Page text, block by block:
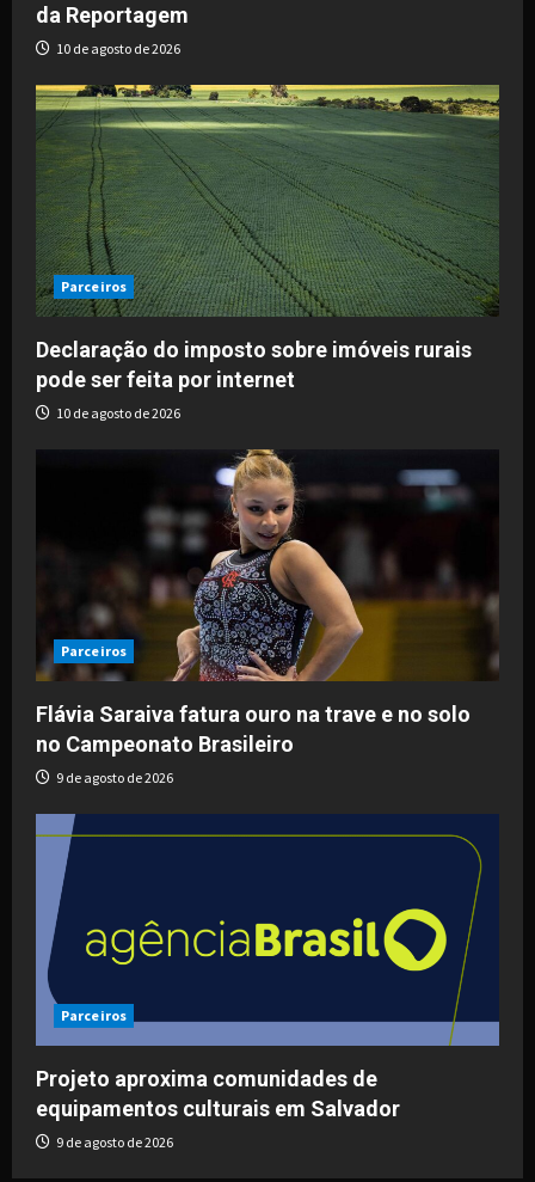
da Reportagem
10 de agosto de 2026
Parceiros
Declaração do imposto sobre imóveis rurais
pode ser feita por internet
10 de agosto de 2026
Parceiros
Flávia Saraiva fatura ouro na trave e no solo
no Campeonato Brasileiro
9 de agosto de 2026
Parceiros
Projeto aproxima comunidades de
equipamentos culturais em Salvador
9 de agosto de 2026